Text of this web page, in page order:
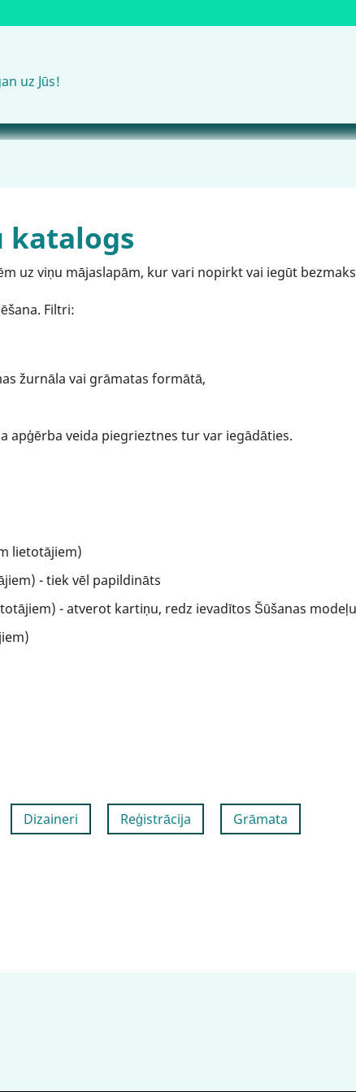
uz Jūs!
katalogs
uz viņu mājaslapām, kur vari nopirkt vai iegūt
Filtri:
žurnāla vai grāmatas formātā,
apģērba veida piegrieztnes tur var iegādāties.
lietotājiem)
- tiek vēl papildināts
- atverot kartiņu, redz ievadītos Šūšanas
Dizaineri Reģistrācija Grāmata